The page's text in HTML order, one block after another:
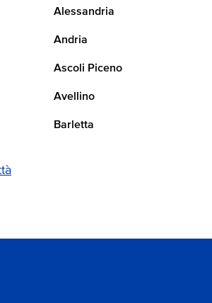
Alessandria
Andria
Ascoli Piceno
Avellino
Barletta